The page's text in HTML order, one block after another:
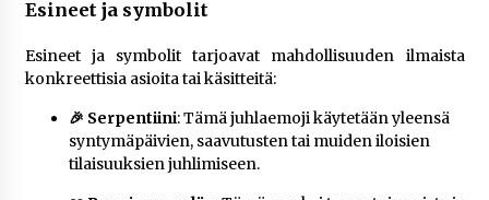
Esineet ja symbolit
Esineet ja symbolit tarjoavat mahdollisuuden ilmaista
konkreettisia asioita tai käsitteitä:
🎉 Serpentiini: Tämä juhlaemoji käytetään yleensä
syntymäpäivien, saavutusten tai muiden iloisien
tilaisuuksien juhlimiseen​.